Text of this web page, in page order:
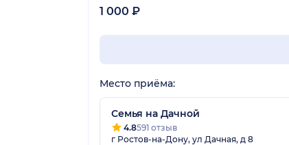
1 000 ₽
Место приёма:
Семья на Дачной
4.8591 отзыв
г Ростов-на-Дону, ул Дачная, д 8